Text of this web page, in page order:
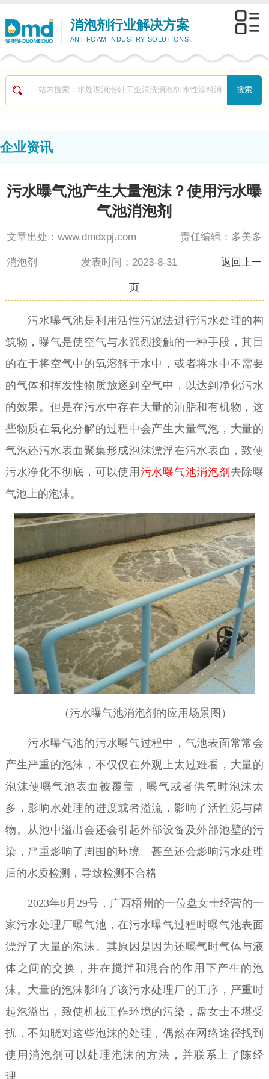
消泡剂行业解决方案
ANTIFOAM INDUSTRY SOLUTIONS
企业资讯
污水曝气池产生大量泡沫？使用污水曝
气池消泡剂
文章出处：www.dmdxpj.com 责任编辑：多美多
消泡剂 发表时间：2023-8-31返回上一
页
污水曝气池是利用活性污泥法进行污水处理的构
筑物，曝气是使空气与水强烈接触的一种手段，其目
的在于将空气中的氧溶解于水中，或者将水中不需要
的气体和挥发性物质放逐到空气中，以达到净化污水
的效果。但是在污水中存在大量的油脂和有机物，这
些物质在氧化分解的过程中会产生大量气泡，大量的
气泡还污水表面聚集形成泡沫漂浮在污水表面，致使
污水净化不彻底，可以使用 污水曝气池消泡剂 去除曝
气池上的泡沫。
（污水曝气池消泡剂的应用场景图）
污水曝气池的污水曝气过程中，气池表面常常会
产生严重的泡沫，不仅仅在外观上太过难看，大量的
泡沫使曝气池表面被覆盖，曝气或者供氧时泡沫太
多，影响水处理的进度或者溢流，影响了活性泥与菌
物。从池中溢出会还会引起外部设备及外部池壁的污
染，严重影响了周围的环境。甚至还会影响污水处理
后的水质检测，导致检测不合格
2023年8月29号，广西梧州的一位盘女士经营的一
家污水处理厂曝气池，在污水曝气过程时曝气池表面
漂浮了大量的泡沫。其原因是因为还曝气时气体与液
体之间的交换，并在搅拌和混合的作用下产生的泡
沫。大量的泡沫影响了该污水处理厂的工序，严重时
起泡溢出，致使机械工作环境的污染，盘女士不堪受
扰，不知晓对这些泡沫的处理，偶然在网络途径找到
使用消泡剂可以处理泡沫的方法，并联系上了陈经
理。